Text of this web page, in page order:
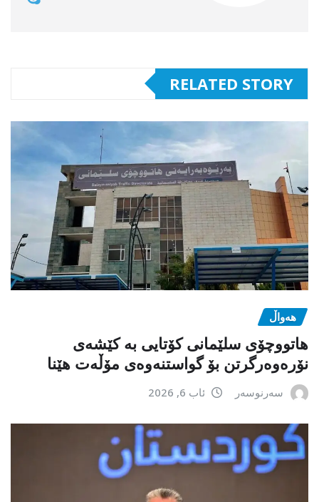
RELATED STORY
هەواڵ
هاتووچۆی سلێمانی کۆتایی بە کێشەی
نۆرەوەرگرتن بۆ گواستنەوەی مۆڵەت هێنا
سەرنوسەر ئاب 6, 2026